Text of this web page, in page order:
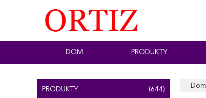
DOM PRODUKTY
PRODUKTY (644) Dom